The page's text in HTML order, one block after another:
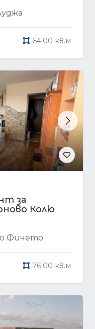
64.00 кв.м
Next
за
Колю
Фичето
76.00 кв.м